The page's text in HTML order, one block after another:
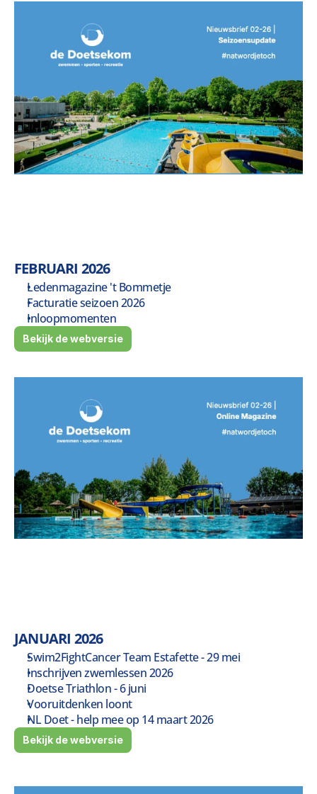
FEBRUARI 2026
Ledenmagazine 't Bommetje
Facturatie seizoen 2026
Inloopmomenten
Bekijk de webversie
JANUARI 2026
Swim2FightCancer Team Estafette - 29 mei
Inschrijven zwemlessen 2026
Doetse Triathlon - 6 juni
Vooruitdenken loont
NL Doet - help mee op 14 maart 2026
Bekijk de webversie